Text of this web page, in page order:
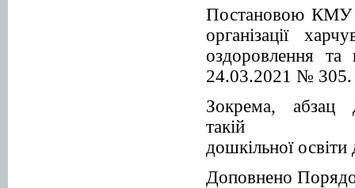
Постановою КМУ
організації
оздоровлення
24.03.2021 № 305.
Зокрема,
такій
дошкільної освіти
Доповнено